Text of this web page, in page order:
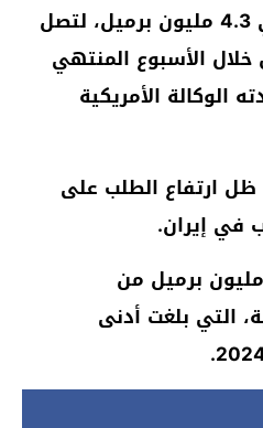
الولايات المتحدة بحوالي 4.3 مليون برميل، لتصل
خلال الأسبوع المنتهي
الوكالة الأمريكية
ارتفاع الطلب على
في إيران.
وتم سحب ما يناهز 8.6 مليون برميل من
التي بلغت أدنى